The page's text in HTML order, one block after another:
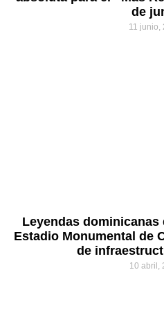
de
11 junio,
Leyendas dominicanas
Estadio Monumental de
de
10 abril,